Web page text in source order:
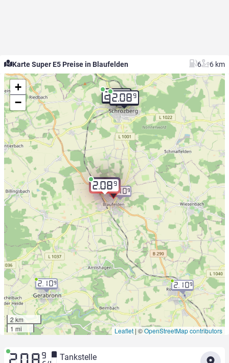
Karte Super E5 Preise in Blaufelden 6 6 km
2.089
2.089
2.08 9
2.109
2.109
2.109
+
−
2 km
1 mi
Leaflet | ©OpenStreetMap contributors
2.08 9 Tankstelle